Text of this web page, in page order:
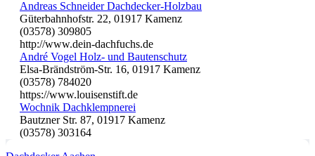
Andreas Schneider Dachdecker-Holzbau
Güterbahnhofstr. 22, 01917 Kamenz
(03578) 309805
http://www.dein-dachfuchs.de
André Vogel Holz- und Bautenschutz
Elsa-Brändström-Str. 16, 01917 Kamenz
(03578) 784020
https://www.louisenstift.de
Wochnik Dachklempnerei
Bautzner Str. 87, 01917 Kamenz
(03578) 303164